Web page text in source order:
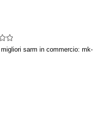
sarm in commercio: mk-